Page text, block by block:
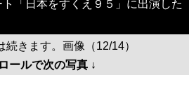
「日本をすくえ９５」に出演した
続きます。画像（12/14）
ールで次の写真 ↓